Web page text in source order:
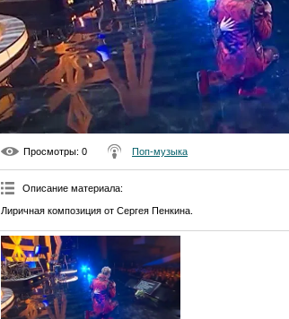
Просмотры: 0 Поп-музыка
Описание материала:
Лиричная композиция от Сергея Пенкина.